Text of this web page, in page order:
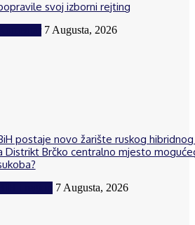
svoj izborni rejting
7 Augusta, 2026
postaje novo žarište ruskog
Distrikt Brčko centralno mjesto
7 Augusta, 2026